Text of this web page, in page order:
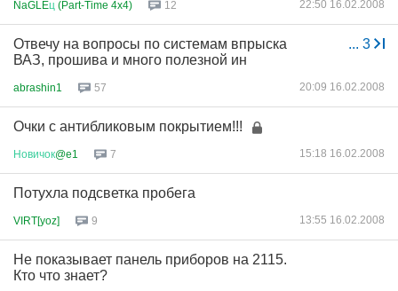
NaGLEц (Part-Time 4x4) 12 22:50 16.02.2008
... 3
Отвечу на вопросы по системам впрыска
ВАЗ, прошива и много полезной ин
abrashin1 57 20:09 16.02.2008
Очки с антибликовым покрытием!!!
Новичок@e1 7 15:18 16.02.2008
Потухла подсветка пробега
VIRT[yoz] 9 13:55 16.02.2008
Не показывает панель приборов на 2115.
Кто что знает?